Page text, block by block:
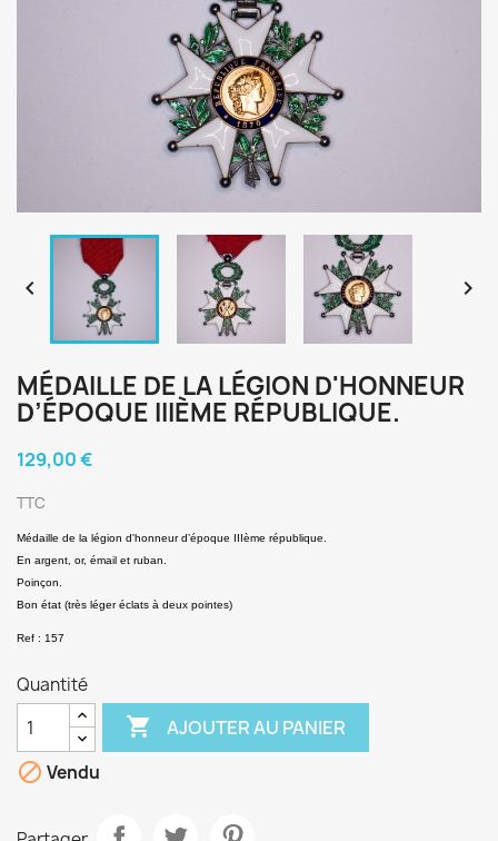
 
MÉDAILLE DE LA LÉGION D'HONNEUR
D’ÉPOQUE IIIÈME RÉPUBLIQUE.
129,00 €
TTC
Médaille de la légion d'honneur d’époque IIIème république.
En argent, or, émail et ruban.
Poinçon.
Bon état (très léger éclats à deux pointes)
Ref : 157
Quantité
 AJOUTER AU PANIER
 Vendu